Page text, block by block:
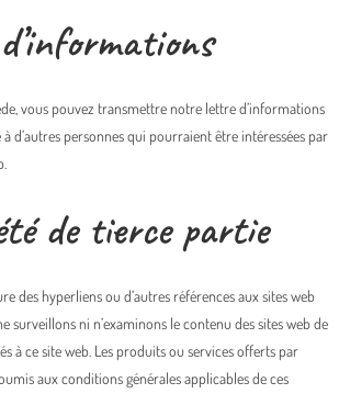
vous pouvez transmettre notre lettre d’informations
d’autres personnes qui pourraient être intéressées par
de tierce partie
des hyperliens ou d’autres références aux sites web
surveillons ni n’examinons le contenu des sites web de
à ce site web. Les produits ou services offerts par
aux conditions générales applicables de ces